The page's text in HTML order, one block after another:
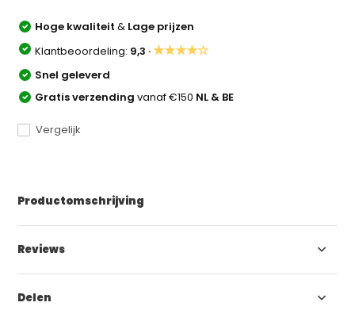
Hoge kwaliteit& Lage prijzen
Klantbeoordeling: 9,3 ·★★★★☆
Snel geleverd
Gratis verzendingvanaf €150 NL & BE
Vergelijk
Productomschrijving
Reviews
Delen